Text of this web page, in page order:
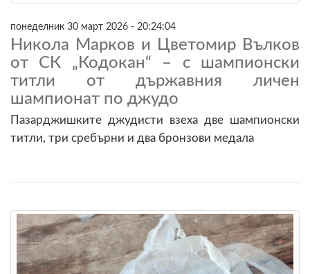
понеделник 30 март 2026 - 20:24:04
Никола Марков и Цветомир Вълков
от СК „Кодокан“ – с шампионски
титли от държавния личен
шампионат по джудо
Пазарджишките джудисти взеха две шампионски
титли, три сребърни и два бронзови медала